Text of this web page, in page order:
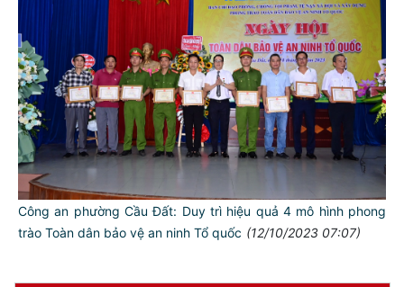
Công an phường Cầu Đất: Duy trì hiệu quả 4 mô hình phong
trào Toàn dân bảo vệ an ninh Tổ quốc (12/10/2023 07:07)
TƯ CÁCH
NGƯỜI CÔNG AN CÁCH MỆNH LÀ:
Đối với tự mình, phải
Đối với đồng sự, phải
THÂN ÁI GIÚP ĐỠ
TUYỆT ĐỐI TRUNG THÀNH